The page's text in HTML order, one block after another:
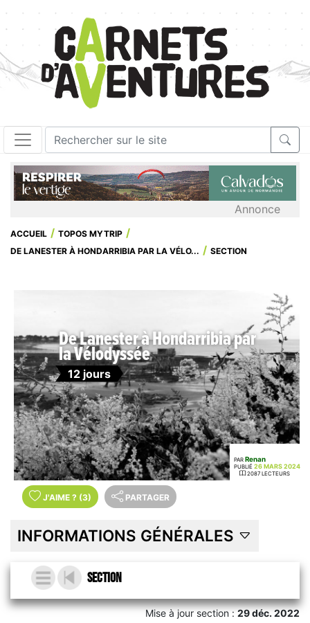
Annonce
ACCUEIL
TOPOS MYTRIP
DE LANESTER À HONDARRIBIA PAR LA VÉLO...
SECTION
De Lanester à Hondarribia par
la Vélodyssée
12 jours
PAR Renan
PUBLIÉ 26 MARS 2024
2087 LECTEURS
J'AIME ? (3) PARTAGER
INFORMATIONS GÉNÉRALES
Section
Mise à jour section :29 déc. 2022